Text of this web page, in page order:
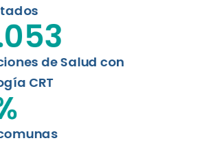
de Salud con
CRT